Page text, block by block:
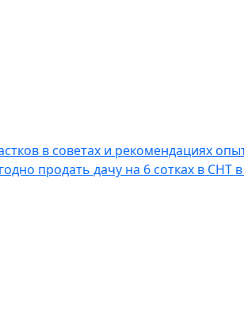
в советах и рекомендациях
продать дачу на 6 сотках в СНТ